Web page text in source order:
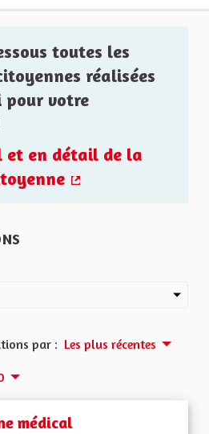
toutes les
réalisées
pour votre
et en détail de la
par : Les plus récentes
médical